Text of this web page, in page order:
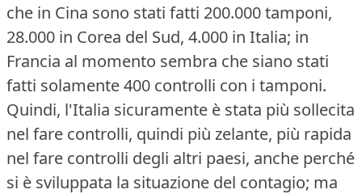
che in Cina sono stati fatti 200.000 tamponi,
28.000 in Corea del Sud, 4.000 in Italia; in
Francia al momento sembra che siano stati
fatti solamente 400 controlli con i tamponi.
Quindi, l'Italia sicuramente è stata più sollecita
nel fare controlli, quindi più zelante, più rapida
nel fare controlli degli altri paesi, anche perché
si è sviluppata la situazione del contagio; ma